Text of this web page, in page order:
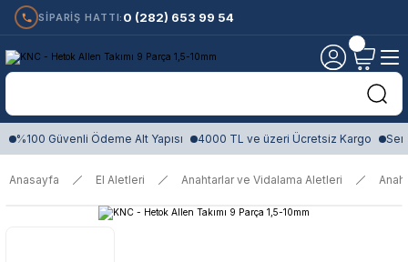
SİPARİŞ HATTI: 0 (282) 653 99 54
%100 Güvenli Ödeme Alt Yapısı 4000 TL ve üzeri Ücretsiz Kargo
Anasayfa El Aletleri Anahtarlar ve Vidalama Aletleri